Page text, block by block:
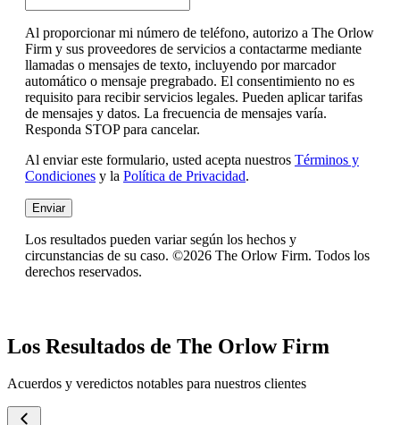
Al proporcionar mi número de teléfono, autorizo a The Orlow
Firm y sus proveedores de servicios a contactarme mediante
llamadas o mensajes de texto, incluyendo por marcador
automático o mensaje pregrabado. El consentimiento no es
requisito para recibir servicios legales. Pueden aplicar tarifas
de mensajes y datos. La frecuencia de mensajes varía.
Responda STOP para cancelar.
Al enviar este formulario, usted acepta nuestros Términos y
Condiciones y la Política de Privacidad.
Enviar
Los resultados pueden variar según los hechos y
circunstancias de su caso. ©2026 The Orlow Firm. Todos los
derechos reservados.
Los Resultados de The Orlow Firm
Acuerdos y veredictos notables para nuestros clientes